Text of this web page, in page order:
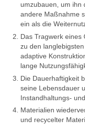
umzubauen, um ihn
andere Maßnahme
ein als die
Das Tragwerk eines
zu den
adaptive
lange
Die Dauerhaftigkeit
seine Lebensdauer
Instandhaltungs-
Materialien
und recycelter